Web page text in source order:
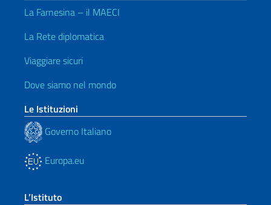
La Farnesina – il MAECI
La Rete diplomatica
Viaggiare sicuri
Dove siamo nel mondo
Le Istituzioni
Governo Italiano
Europa.eu
L’Istituto